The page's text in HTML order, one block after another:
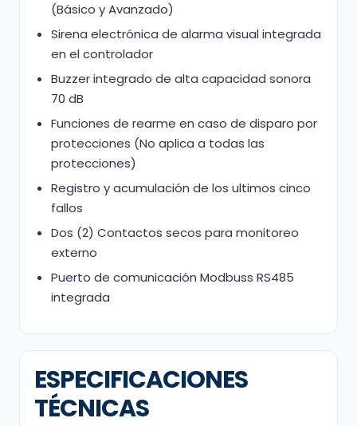
(Básico y Avanzado)
Sirena electrónica de alarma visual integrada
en el controlador
Buzzer integrado de alta capacidad sonora
70 dB
Funciones de rearme en caso de disparo por
protecciones (No aplica a todas las
protecciones)
Registro y acumulación de los ultimos cinco
fallos
Dos (2) Contactos secos para monitoreo
externo
Puerto de comunicación Modbuss RS485
integrada
ESPECIFICACIONES
TÉCNICAS